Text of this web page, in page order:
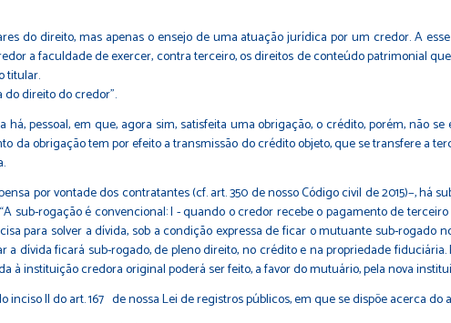
direito, mas apenas o ensejo de uma atuação jurídica por um credor. A
a faculdade de exercer, contra terceiro, os direitos de conteúdo patrimonial
titular.
direito do credor”.
em que, agora sim, satisfeita uma obrigação, o crédito, porém, não
obrigação tem por efeito a transmissão do crédito objeto, que se transfere a
por vontade dos contratantes (cf. art. 350 de nosso Código civil de 2015)−, há
sub-rogação é convencional: I - quando o credor recebe o pagamento de
para solver a dívida, sob a condição expressa de ficar o mutuante sub-rogado
a dívida ficará sub-rogado, de pleno direito, no crédito e na propriedade fiduciária.
instituição credora original poderá ser feito, a favor do mutuário, pela nova
II do art. 167 de nossa Lei de registros públicos, em que se dispõe acerca do